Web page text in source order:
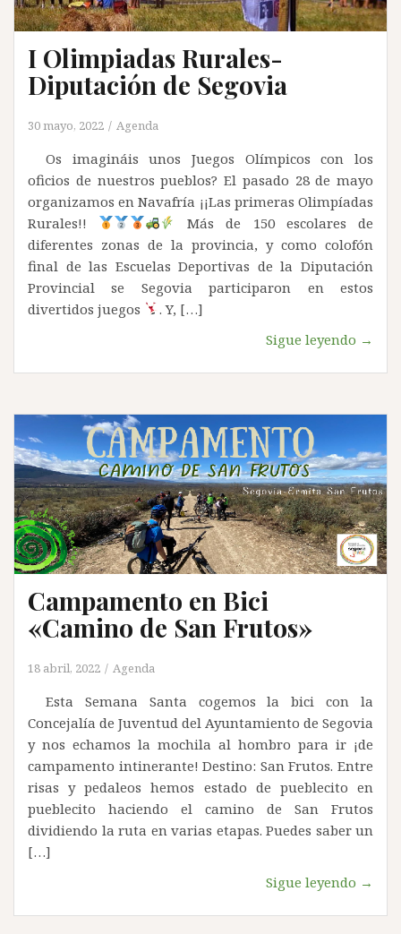
I Olimpiadas Rurales-
Diputación de Segovia
30 mayo, 2022 Agenda
Os imagináis unos Juegos Olímpicos con los
oficios de nuestros pueblos? El pasado 28 de mayo
organizamos en Navafría ¡¡Las primeras Olimpíadas
Rurales!!
Más de 150 escolares de
diferentes zonas de la provincia, y como colofón
final de las Escuelas Deportivas de la Diputación
Provincial se Segovia participaron en estos
divertidos juegos
. Y, […]
Sigue leyendo →
Campamento en Bici
«Camino de San Frutos»
18 abril, 2022 Agenda
Esta Semana Santa cogemos la bici con la
Concejalía de Juventud del Ayuntamiento de Segovia
y nos echamos la mochila al hombro para ir ¡de
campamento intinerante! Destino: San Frutos. Entre
risas y pedaleos hemos estado de pueblecito en
pueblecito haciendo el camino de San Frutos
dividiendo la ruta en varias etapas. Puedes saber un
[…]
Sigue leyendo →